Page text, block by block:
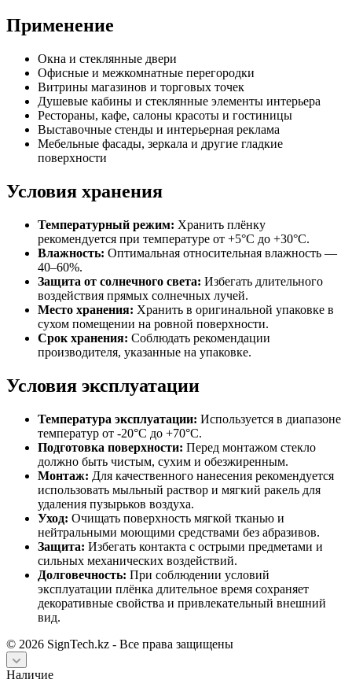
Применение
Окна и стеклянные двери
Офисные и межкомнатные перегородки
Витрины магазинов и торговых точек
Душевые кабины и стеклянные элементы интерьера
Рестораны, кафе, салоны красоты и гостиницы
Выставочные стенды и интерьерная реклама
Мебельные фасады, зеркала и другие гладкие
поверхности
Условия хранения
Температурный режим: Хранить плёнку
рекомендуется при температуре от +5°C до +30°C.
Влажность: Оптимальная относительная влажность —
40–60%.
Защита от солнечного света: Избегать длительного
воздействия прямых солнечных лучей.
Место хранения: Хранить в оригинальной упаковке в
сухом помещении на ровной поверхности.
Срок хранения: Соблюдать рекомендации
производителя, указанные на упаковке.
Условия эксплуатации
Температура эксплуатации: Используется в диапазоне
температур от -20°C до +70°C.
Подготовка поверхности: Перед монтажом стекло
должно быть чистым, сухим и обезжиренным.
Монтаж: Для качественного нанесения рекомендуется
использовать мыльный раствор и мягкий ракель для
удаления пузырьков воздуха.
Уход: Очищать поверхность мягкой тканью и
нейтральными моющими средствами без абразивов.
Защита: Избегать контакта с острыми предметами и
сильных механических воздействий.
Долговечность: При соблюдении условий
эксплуатации плёнка длительное время сохраняет
декоративные свойства и привлекательный внешний
вид.
© 2026 SignTech.kz - Все права защищены
Наличие